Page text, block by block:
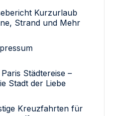
Kurzurlaub
Strand und Mehr
Städtereise –
Stadt der Liebe
Kreuzfahrten für